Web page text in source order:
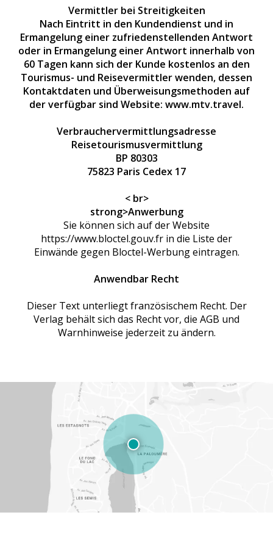
Vermittler bei Streitigkeiten
Nach Eintritt in den Kundendienst und in
Ermangelung einer zufriedenstellenden Antwort
oder in Ermangelung einer Antwort innerhalb von
60 Tagen kann sich der Kunde kostenlos an den
Tourismus- und Reisevermittler wenden, dessen
Kontaktdaten und Überweisungsmethoden auf
der verfügbar sind Website: www.mtv.travel.
Verbrauchervermittlungsadresse
Reisetourismusvermittlung
BP 80303
75823 Paris Cedex 17
< br>
strong>Anwerbung
Sie können sich auf der Website
https://www.bloctel.gouv.fr in die Liste der
Einwände gegen Bloctel-Werbung eintragen.
Anwendbar Recht
Dieser Text unterliegt französischem Recht. Der
Verlag behält sich das Recht vor, die AGB und
Warnhinweise jederzeit zu ändern.